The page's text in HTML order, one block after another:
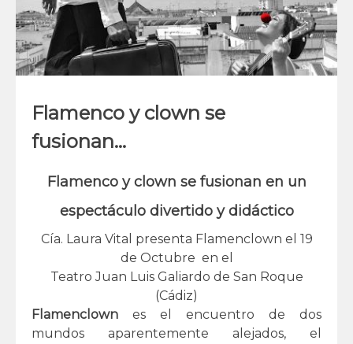
Flamenco y clown se
fusionan…
Flamenco y clown se fusionan en un
espectáculo divertido y didáctico
Cía. Laura Vital presenta Flamenclown el 19
de Octubre en el
Teatro Juan Luis Galiardo de San Roque
(Cádiz)
Flamenclown es el encuentro de dos
mundos aparentemente alejados, el